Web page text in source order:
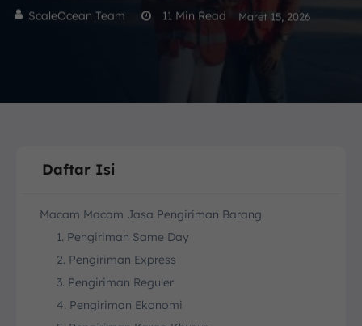
ScaleOcean Team 11 Min Read Maret 15, 2026
Daftar Isi
Macam Macam Jasa Pengiriman Barang
1. Pengiriman Same Day
2. Pengiriman Express
3. Pengiriman Reguler
4. Pengiriman Ekonomi